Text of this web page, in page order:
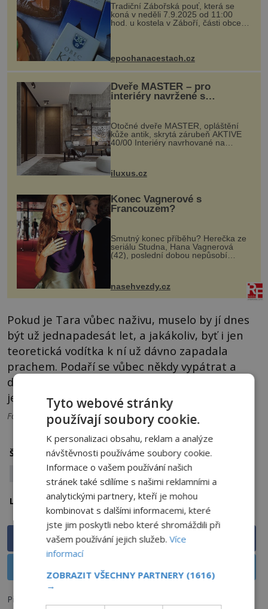
Tradiční Zábořská pouť, která se
koná v neděli 7.9.2025 od 11:00
hod. u kostela v Záboří, části obce
Kly u Mělníka. V programu naleznete
komentovanou prohlídku kostela,
epochanacestach.cz
Dveře MASTER – pro
interiéry navržené s
rozumem i vášní!
Otočné dveře MASTER, opláštění
kůže antik, skrytá zárubeň AKTIVE
40/00 Interiéry navrhované na
zakázku často vyžadují atypické
rozměry nejen nábytku, ale i
dnes umož...
iluxus.cz
Konec Vagnerové s
Francouzem?
Smutný konec příběhu? Herečka ze
seriálu Studna, Hana Vagnerová
(42), poslední dobou nepůsobí
nasehvezdy.cz
Pokud je Tara vůbec naživu, muselo by jí dnes
být už jednapadesát let, a jakákoliv, byť i jen
teoretická vodítka k ní už dávno zapadala
prachem. Podaří se vůbec někdy vypátrat a
dohnat ke spravedlnosti člověka, který stojí za
jejím únosem?
Foto: Creative Commons
Štítky: Florida Nové Mexiko
Spojené státy
záhada
Lokalita: Florida Nové Mexiko
Sdílet na Facebooku
Předchozí článek
Tyto webové stránky
používají soubory cookie.
K personalizaci obsahu, reklam a analýze
návštěvnosti používáme soubory cookie.
Informace o vašem používání našich
stránek také sdílíme s našimi reklamními a
analytickými partnery, kteří je mohou
kombinovat s dalšími informacemi, které
jste jim poskytli nebo které shromáždili při
vašem používání jejich služeb.Více
informací
ZOBRAZIT VŠECHNY PARTNERY (1616)
→